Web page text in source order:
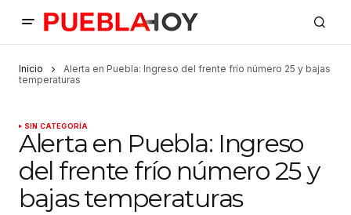
Inicio
Alerta en Puebla: Ingreso del frente frío número 25 y bajas
temperaturas
SIN CATEGORÍA
Alerta en Puebla: Ingreso
del frente frío número 25 y
bajas temperaturas